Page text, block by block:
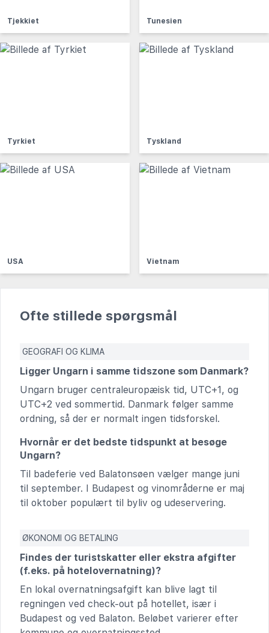
Tjekkiet Tunesien
Tyrkiet Tyskland
USA Vietnam
Ofte stillede spørgsmål
GEOGRAFI OG KLIMA
Ligger Ungarn i samme tidszone som Danmark?
Ungarn bruger centraleuropæisk tid, UTC+1, og
UTC+2 ved sommertid. Danmark følger samme
ordning, så der er normalt ingen tidsforskel.
Hvornår er det bedste tidspunkt at besøge
Ungarn?
Til badeferie ved Balatonsøen vælger mange juni
til september. I Budapest og vinområderne er maj
til oktober populært til byliv og udeservering.
ØKONOMI OG BETALING
Findes der turistskatter eller ekstra afgifter
(f.eks. på hotelovernatning)?
En lokal overnatningsafgift kan blive lagt til
regningen ved check-out på hotellet, især i
Budapest og ved Balaton. Beløbet varierer efter